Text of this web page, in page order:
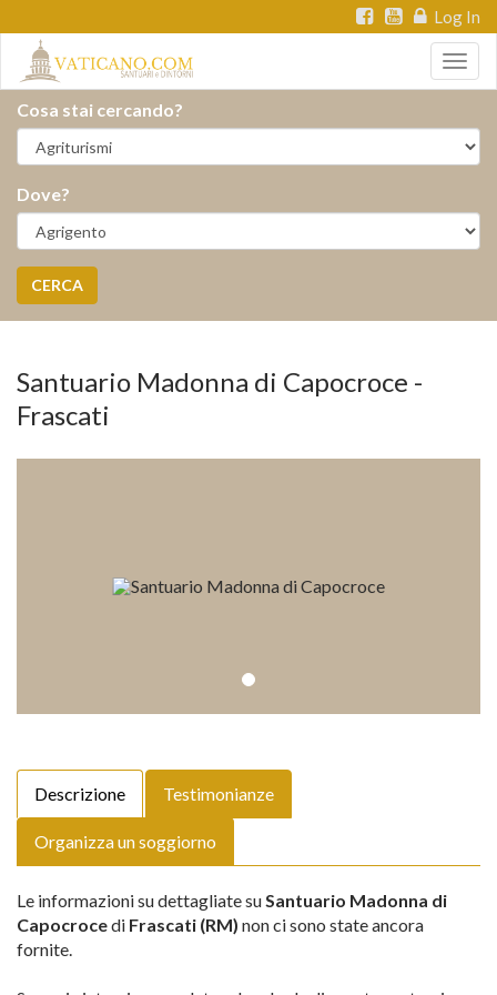
Log In
Cosa stai cercando?
Dove?
CERCA
Santuario Madonna di Capocroce -
Frascati
Descrizione Testimonianze
Organizza un soggiorno
Le informazioni su dettagliate suSantuario Madonna di
Capocrocedi Frascati (RM) non ci sono state ancora
fornite.